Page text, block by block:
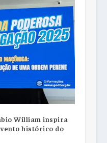
William inspira
histórico do